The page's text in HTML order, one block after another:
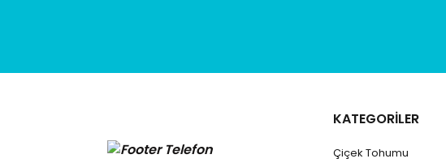
KATEGORİLER
Çiçek Tohumu